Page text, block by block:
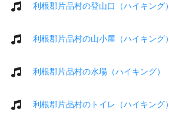
利根郡片品村の登山口（ハイキング）
利根郡片品村の山小屋（ハイキング）
利根郡片品村の水場（ハイキング）
利根郡片品村のトイレ（ハイキング）